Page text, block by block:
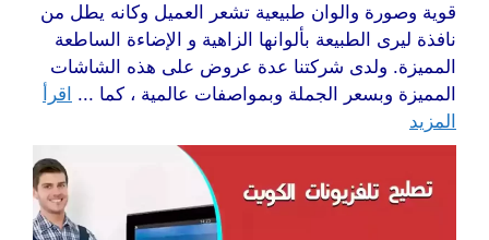
قوية وصورة والوان طبيعية تشعر العميل وكانه يطل من
نافذة ليرى الطبيعة بألوانها الزاهية و الإضاءة الساطعة
المميزة. ولدى شركتنا عدة عروض على هذه الشاشات
المميزة وبسعر الجملة وبمواصفات عالمية ، كما ... اقرأ
المزيد